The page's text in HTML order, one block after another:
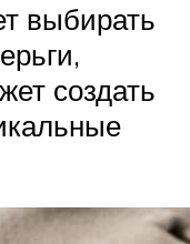
выбирать
создать